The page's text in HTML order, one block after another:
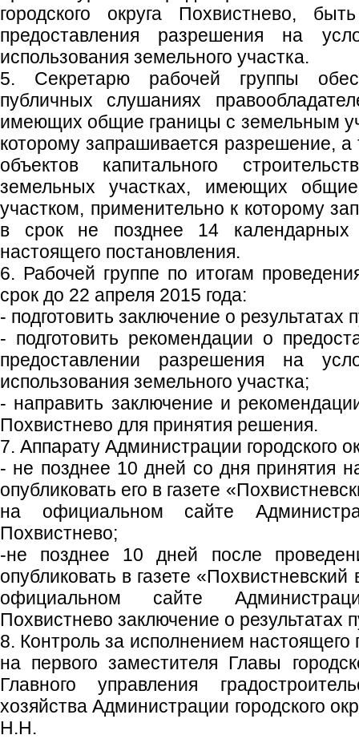
городского округа Похвистнево,
предоставления разрешения на
использования земельного участка.
5. Секретарю рабочей группы
публичных слушаниях
имеющих общие границы с земельным
которому запрашивается разрешение, а
объектов капитального
земельных участках, имеющих
участком, применительно к которому
в срок не позднее 14
настоящего постановления.
6. Рабочей группе по итогам
срок до 22 апреля 2015 года:
- подготовить заключение о
- подготовить рекомендации о
предоставлении разрешения на
использования земельного участка;
- направить заключение и
Похвистнево для принятия решения.
7. Аппарату Администрации городского
- не позднее 10 дней со дня принятия
опубликовать его в газете
на официальном сайте
Похвистнево;
-не позднее 10 дней после
опубликовать в газете
официальном сайте
Похвистнево заключение о результатах
8. Контроль за исполнением настоящего
на первого заместителя Главы
Главного управления
хозяйства Администрации городского
Н.Н.